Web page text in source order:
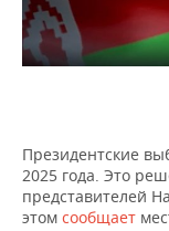
НЕФТЕХИМИЯ
НЕФТЬ
ЭНЕРГЕТИКА
РОЗНИЧНАЯ
НОВОСТИ
МЕРОПРИЯТИЯ
НОВОСТИ
ВЫЕЗДНАЯ
БИЗНЕС-БРАНЧИ
НОВОСТИ
ФУТБОЛ
ОБЩЕСТВО
НОВОСТИ
ФОТОГАЛЕРЕЯ
Президентские
2025 года. Это
представителей
этом сообщает